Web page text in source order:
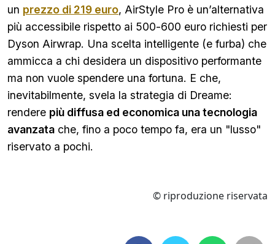
un prezzo di 219 euro, AirStyle Pro è un’alternativa
più accessibile rispetto ai 500-600 euro richiesti per
Dyson Airwrap. Una scelta intelligente (e furba) che
ammicca a chi desidera un dispositivo performante
ma non vuole spendere una fortuna. E che,
inevitabilmente, svela la strategia di Dreame:
rendere più diffusa ed economica una tecnologia
avanzata che, fino a poco tempo fa, era un "lusso"
riservato a pochi.
© riproduzione riservata